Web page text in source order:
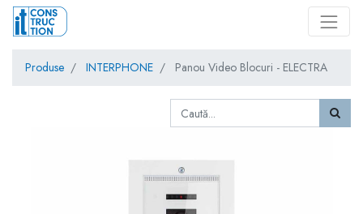
Produse INTERPHONE Panou Video Blocuri - ELECTRA